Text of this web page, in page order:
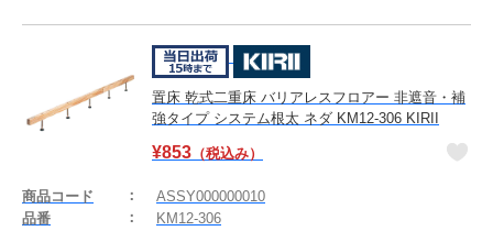
置床 乾式二重床 バリアレスフロアー 非遮音・補
強タイプ システム根太 ネダ KM12-306 KIRII
¥853 （税込み）
商品コード
ASSY000000010
品番
KM12-306